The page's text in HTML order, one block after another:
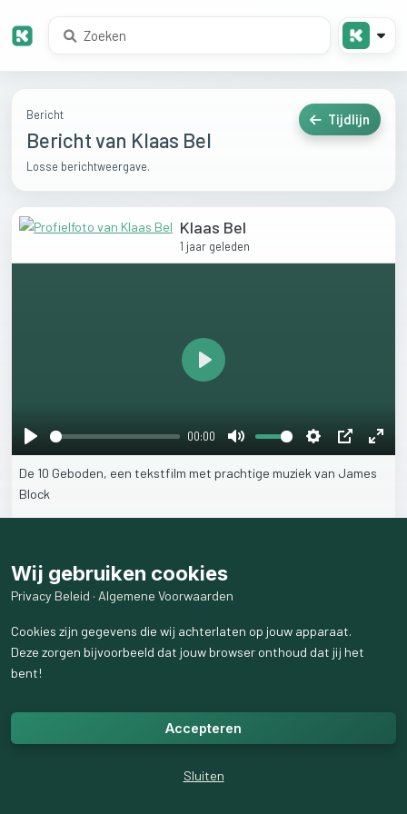
Bericht
Bericht van Klaas Bel
Losse berichtweergave.
Tijdlijn
Klaas Bel
1 jaar geleden
Play
00:00
Mute Settings
PIP
Enter
Play
De 10 Geboden, een tekstfilm met prachtige muziek van James
Block
Wij gebruiken cookies
Privacy Beleid · Algemene Voorwaarden
Cookies zijn gegevens die wij achterlaten op jouw apparaat.
Deze zorgen bijvoorbeeld dat jouw browser onthoud dat jij het
bent!
Accepteren
Sluiten